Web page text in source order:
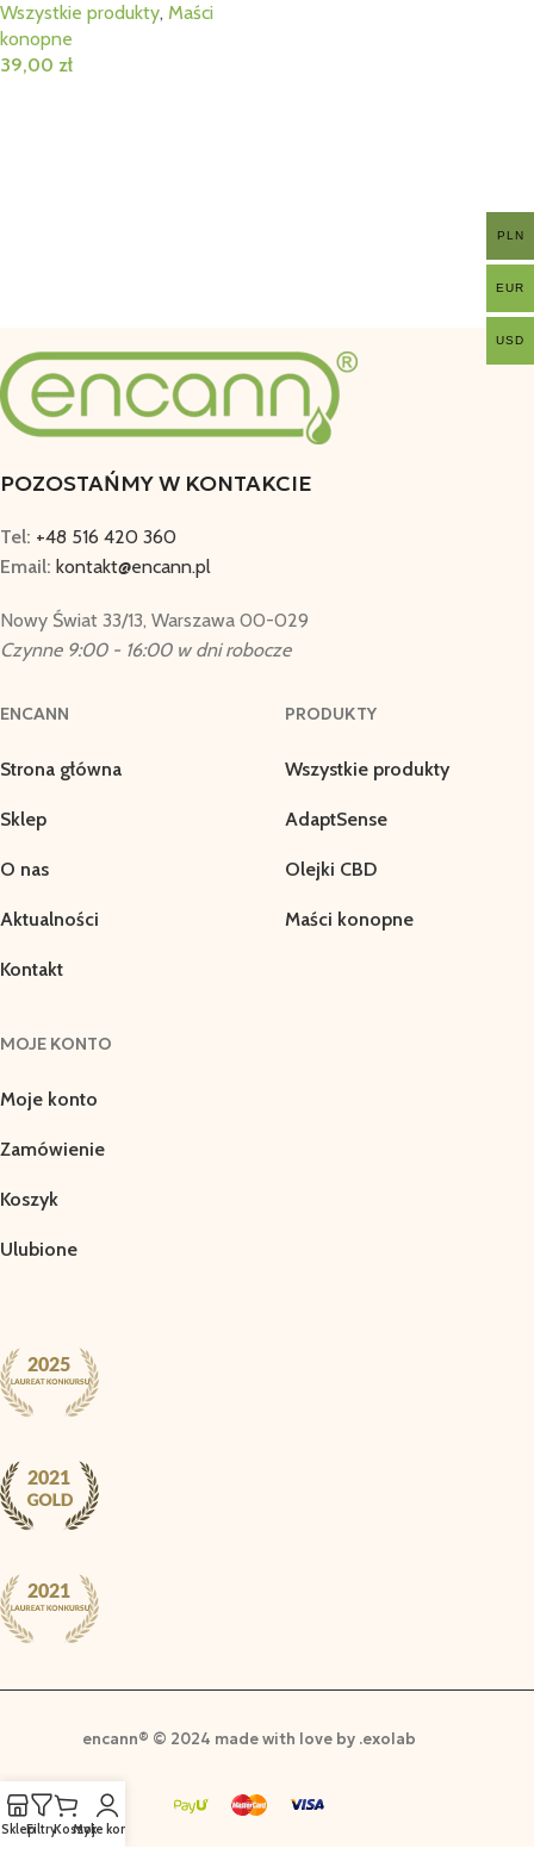
Wszystkie produkty, Maści
konopne
39,00 zł
POZOSTAŃMY W KONTAKCIE
Tel: +48 516 420 360
Email: kontakt@encann.pl
Nowy Świat 33/13, Warszawa 00-029
Czynne 9:00 - 16:00 w dni robocze
ENCANN
Strona główna
Sklep
O nas
Aktualności
Kontakt
PRODUKTY
Wszystkie produkty
AdaptSense
Olejki CBD
Maści konopne
MOJE KONTO
Moje konto
Zamówienie
Koszyk
Ulubione
encann® © 2024 made with love by .exolab
PLN
EUR
USD
SklepFiltryKoszykMoje konto